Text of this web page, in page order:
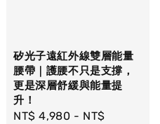
矽光子遠紅外線雙層能量
腰帶｜護腰不只是支撐，
更是深層舒緩與能量提
升！
Regular
NT$ 4,980 - NT$